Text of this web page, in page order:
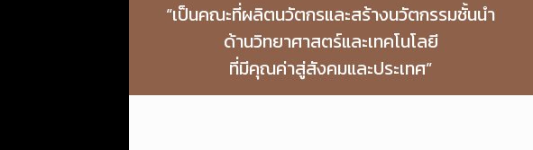
“เป็นคณะที่ผลิตนวัตกรและสร้างนวัตกรรมชั้นนำ
ด้านวิทยาศาสตร์และเทคโนโลยี
ที่มีคุณค่าสู่สังคมและประเทศ”